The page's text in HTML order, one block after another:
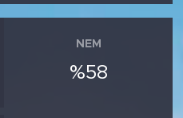
NEM
%58